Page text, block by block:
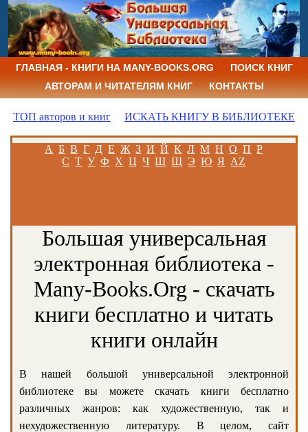
ГЛАВНАЯ - КНИГИ НА MANY-BOOKS.ORG
ПОИСК КНИГ
АВТОРАМ И ЧИТАТЕЛЯМ КНИГ
КОНТАКТЫ
ТОП авторов и книг ИСКАТЬ КНИГУ В БИБЛИОТЕКЕ
А Б В Г Д Е Ж З И Й К Л М Н О П Р
С Т У Ф Х Ц Ч Ш Щ Э Ю Я AZ
Большая универсальная
электронная библиотека -
Many-Books.Org - скачать
книги бесплатно и читать
книги онлайн
В нашей большой универсальной электронной
библиотеке вы можете скачать книги бесплатно
различных жанров: как художественную, так и
нехудожественную литературу. В целом, сайт